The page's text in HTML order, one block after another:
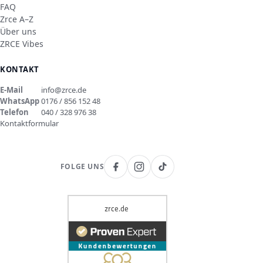
FAQ
Zrce A–Z
Über uns
ZRCE Vibes
KONTAKT
E-Mail
info@zrce.de
WhatsApp0176 / 856 152 48
Telefon
040 / 328 976 38
Kontaktformular
FOLGE UNS